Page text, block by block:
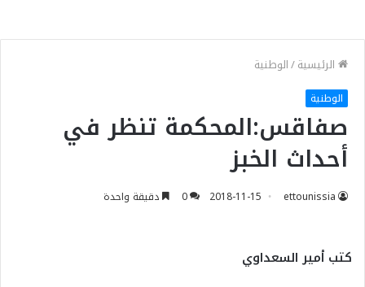
الرئيسية/الوطنية
الوطنية
صفاقس:المحكمة تنظر في
أحداث الخبز
ettounissia
2018-11-15
0 دقيقة واحدة
كتب أمير السعداوي